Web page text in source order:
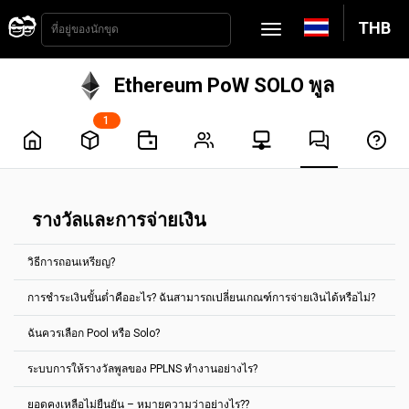
THB
Ethereum PoW SOLO พูล
1
รางวัลและการจ่ายเงิน
วิธีการถอนเหรียญ?
การจ่ายเงินจะถูกดำเนินการโดยอัตโนมัติทุกๆ 2 ชั่วโมง ซึ่งในการรับเงิน
คุณจะต้องถึงเกณฑ์การจ่ายเงินที่กำหนดไว้ สำหรับเหรียญส่วนใหญ่ คุณ
สามารถตั้งค่าได้ในแท็บ "การตั้งค่าบัญชี"
ไม่?
รางวัลใด ๆ ที่สะสมโดยที่อยู่สกุลเงินดิจิทัลที่กำหนด สามารถจ่ายไปยังที่อยู่
การชำระเงินขั้นต่ำคืออะไร? ฉันสามารถเปลี่ยนเกณฑ์การจ่ายเงินได้หรือไม่?
การจ่ายเงินขั้นต่ำจะแสดงในหน้าหลักของกลุ่มเหรียญทุกเหรียญ
ตัวอย่างเช่น สำหรับกลุ่มการขุด Ethereum Classic มีการจ่ายเงินขั้นต่ำ
ฉันควรเลือก Pool หรือ Solo?
เลือกพูลตามค่าเริ่มต้น
เลือก Solo ก็ต่อเมื่อคุณมี hashpower มากพอ และรู้ว่า Solo ทำงาน
ระบบการให้รางวัลพูลของ PPLNS ทำงานอย่างไร?
ยอดคงเหลือไม่ยืนยัน – หมายความว่าอย่างไร??